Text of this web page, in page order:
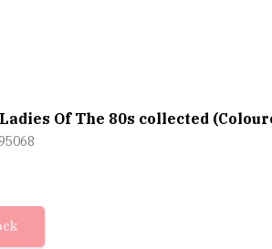
Of The 80s сollected